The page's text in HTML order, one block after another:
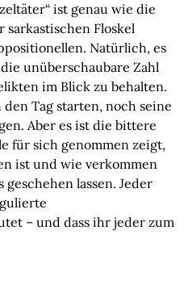
ist genau wie die
sarkastischen Floskel
Natürlich, es
unüberschaubare Zahl
im Blick zu behalten.
Tag starten, noch seine
Aber es ist die bittere
für sich genommen zeigt,
ist und wie verkommen
lassen. Jeder
– und dass ihr jeder zum